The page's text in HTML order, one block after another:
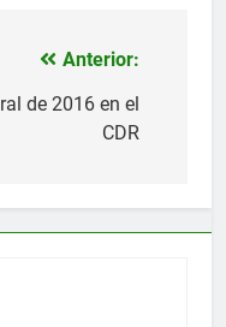
Anterior:
de 2016 en el
CDR